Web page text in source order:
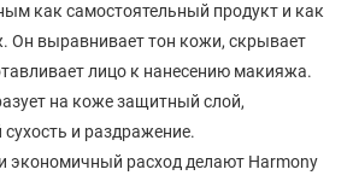
как самостоятельный продукт и как
Он выравнивает тон кожи, скрывает
лицо к нанесению макияжа.
на коже защитный слой,
и раздражение.
экономичный расход делают Harmony